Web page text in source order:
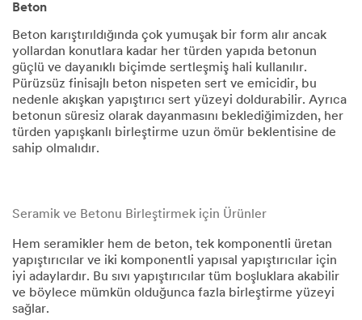
Beton​
Beton karıştırıldığında çok yumuşak bir form alır ancak
yollardan konutlara kadar her türden yapıda betonun
güçlü ve dayanıklı biçimde sertleşmiş hali kullanılır.
Pürüzsüz finisajlı beton nispeten sert ve emicidir, bu
nedenle akışkan yapıştırıcı sert yüzeyi doldurabilir. Ayrıca
betonun süresiz olarak dayanmasını beklediğimizden, her
türden yapışkanlı birleştirme uzun ömür beklentisine de
sahip olmalıdır.​​
Seramik ve Betonu Birleştirmek için Ürünler
Hem seramikler hem de beton, tek komponentli üretan
yapıştırıcılar ve iki komponentli yapısal yapıştırıcılar için
iyi adaylardır. Bu sıvı yapıştırıcılar tüm boşluklara akabilir
ve böylece mümkün olduğunca fazla birleştirme yüzeyi
sağlar.